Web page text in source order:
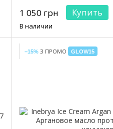
1 050 грн Купить
В наличии
−15% З ПРОМО GLOW15